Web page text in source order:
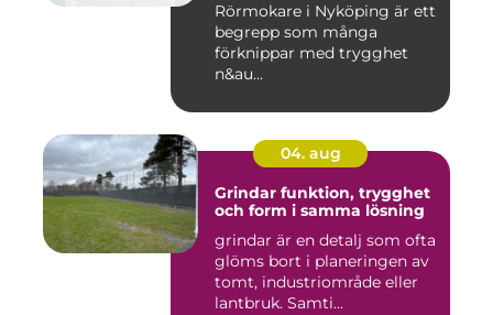
Rörmokare i Nyköping är ett
begrepp som många
förknippar med trygghet
n&au...
04. aug
Grindar funktion, trygghet
och form i samma lösning
grindar är en detalj som ofta
glöms bort i planeringen av
tomt, industriområde eller
lantbruk. Samti...